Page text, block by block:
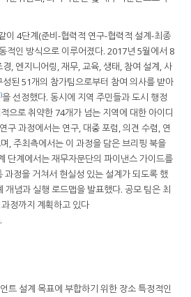
이 4단계(준비-협력적 연구-협력적 설계-최종
적인 방식으로 이루어졌다. 2017년 5월에서 8
, 엔지니어링, 재무, 교육, 생태, 참여 설계, 사
된 51개의 참가팀으로부터 참여 의사를 받아
을 선정했다. 동시에 지역 주민들과 도시 행정
으로 취약한 74개가 넘는 지역에 대한 아이디
구 과정에서는 연구, 대중 포럼, 의견 수렴, 연
, 주최측에서는 이 과정을 담은 브리핑 북을
단계에서는 재무자문단의 파이낸스 가이드를
과정을 거쳐서 현실성 있는 설계가 되도록 했
개념과 실행 로드맵을 발표했다. 공모 팀은 최
정까지 계획하고 있다
트 설계 목표에 부합하기 위한 장소 특정적인